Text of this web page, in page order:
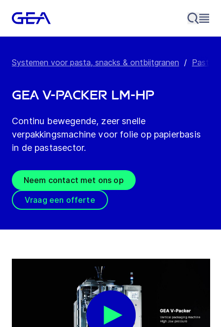
Systemen voor pasta, snacks & ontbijtgranen /
GEA V-Packer LM-HP
Continu bewegende, zeer snelle
verpakkingsmachine voor folie op papierbasis
in de pastasector.
Neem contact met ons op
Vraag een offerte